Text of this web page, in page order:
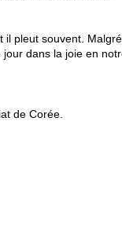
il pleut souvent.
jour dans la joie en
de Corée.